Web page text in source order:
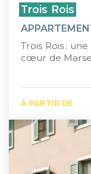
Trois Rois
Trois Rois :
cœur de
À PARTIR DE